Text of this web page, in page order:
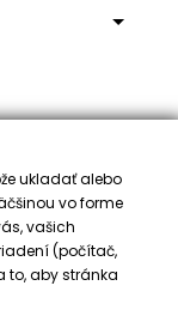
ukladať alebo
vo forme
vašich
(počítač,
to, aby stránka